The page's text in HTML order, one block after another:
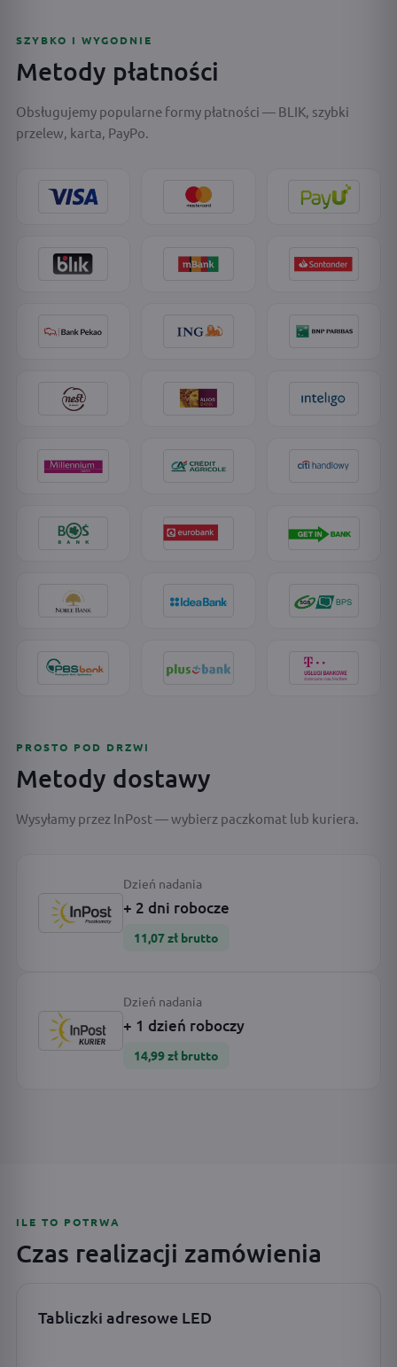
SZYBKO I WYGODNIE
Metody płatności
Obsługujemy popularne formy płatności — BLIK, szybki
przelew, karta, PayPo.
PROSTO POD DRZWI
Metody dostawy
Wysyłamy przez InPost — wybierz paczkomat lub kuriera.
Dzień nadania
+ 2 dni robocze
11,07 zł brutto
Dzień nadania
+ 1 dzień roboczy
14,99 zł brutto
ILE TO POTRWA
Czas realizacji zamówienia
Tabliczki adresowe LED